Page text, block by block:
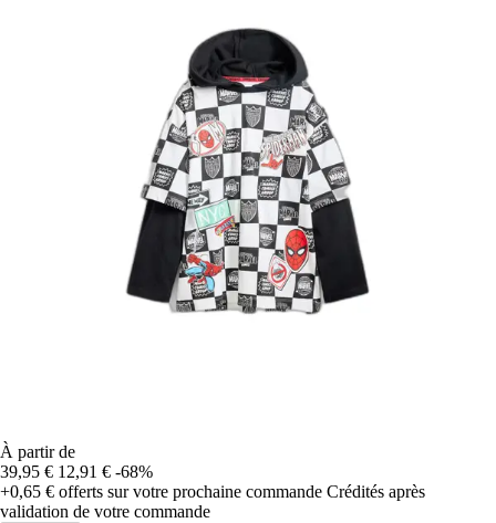
À partir de
39,95 € 12,91 € -68%
+0,65 € offerts sur votre prochaine commande Crédités après
validation de votre commande